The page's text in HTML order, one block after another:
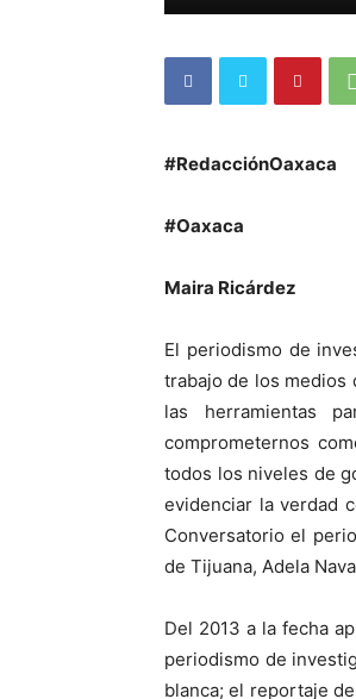
#RedacciónOaxaca
#Oaxaca
Maira Ricárdez
El periodismo de
trabajo de los medios
las herramientas
comprometernos
todos los niveles de
evidenciar la verdad
Conversatorio el
de Tijuana, Adela
Del 2013 a la fecha
periodismo de
blanca; el reportaje